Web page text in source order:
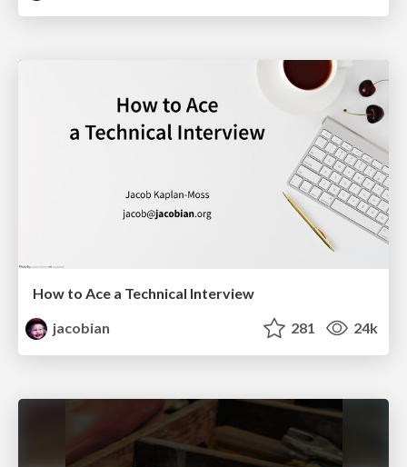
How to Ace a Technical Interview
jacobian
281 24k